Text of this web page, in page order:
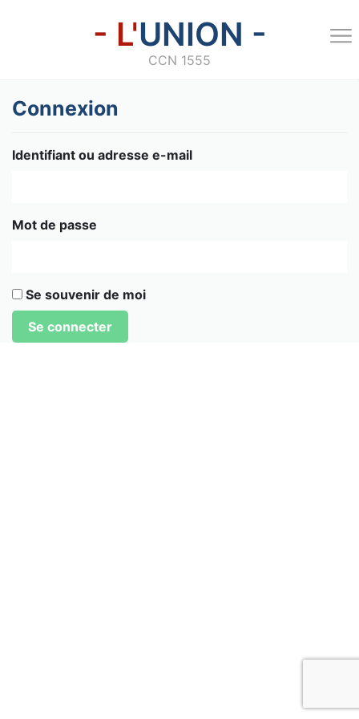
- L'UNION -
CCN 1555
Connexion
Identifiant ou adresse e-mail
Mot de passe
Se souvenir de moi